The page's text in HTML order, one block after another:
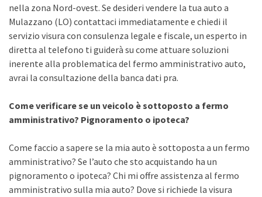
nella zona Nord-ovest. Se desideri vendere la tua auto a
Mulazzano (LO) contattaci immediatamente e chiedi il
servizio visura con consulenza legale e fiscale, un esperto in
diretta al telefono ti guiderà su come attuare soluzioni
inerente alla problematica del fermo amministrativo auto,
avrai la consultazione della banca dati pra.
Come verificare se un veicolo è sottoposto a fermo
amministrativo? Pignoramento o ipoteca?
Come faccio a sapere se la mia auto è sottoposta a un fermo
amministrativo? Se l’auto che sto acquistando ha un
pignoramento o ipoteca? Chi mi offre assistenza al fermo
amministrativo sulla mia auto? Dove si richiede la visura